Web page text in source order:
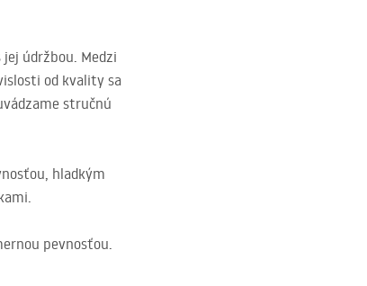
údržbou. Medzi
od kvality sa
stručnú
hladkým
pevnosťou.